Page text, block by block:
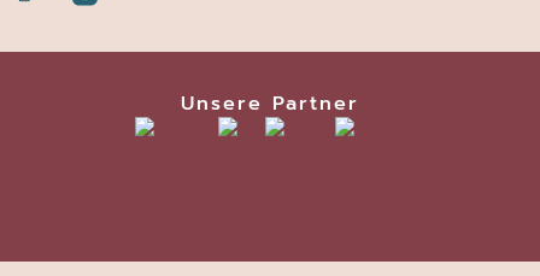
Unsere Partner